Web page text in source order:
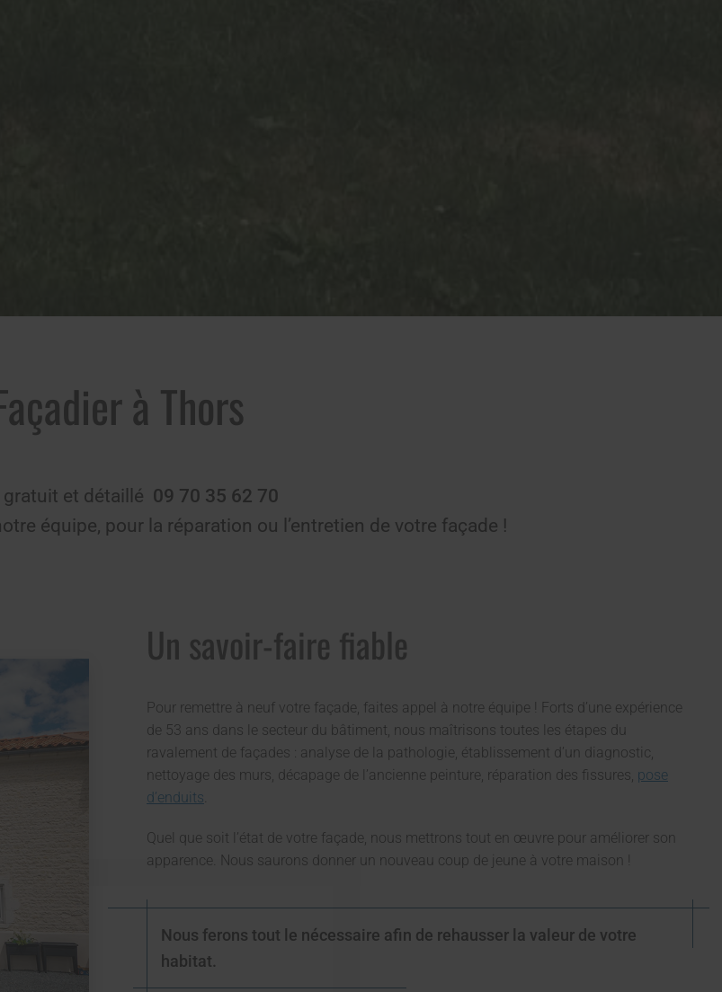
à Thors
gratuit et détaillé 09 70 35 62 70
équipe, pour la réparation ou l’entretien de votre façade !
Un savoir-faire fiable
Pour remettre à neuf votre façade, faites appel à notre équipe ! Forts d’une expérience
de 53 ans dans le secteur du bâtiment, nous maîtrisons toutes les étapes du
ravalement de façades : analyse de la pathologie, établissement d’un diagnostic,
nettoyage des murs, décapage de l’ancienne peinture, réparation des fissures, pose
d’enduits
Quel que soit l’état de votre façade, nous mettrons tout en œuvre pour améliorer son
apparence. Nous saurons donner un nouveau coup de jeune à votre maison !
Nous ferons tout le nécessaire afin de rehausser la valeur de votre
habitat.